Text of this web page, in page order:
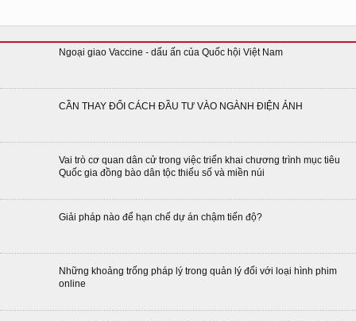
Ngoại giao Vaccine - dấu ấn của Quốc hội Việt Nam
CẦN THAY ĐỔI CÁCH ĐẦU TƯ VÀO NGÀNH ĐIỆN ẢNH
Vai trò cơ quan dân cử trong việc triển khai chương trình mục tiêu
Quốc gia đồng bào dân tộc thiểu số và miền núi
Giải pháp nào để hạn chế dự án chậm tiến độ?
Những khoảng trống pháp lý trong quản lý đối với loại hình phim
online